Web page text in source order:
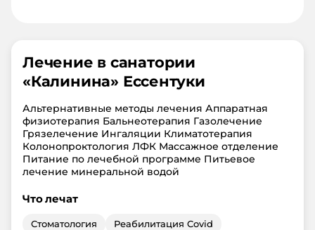
Лечение в санатории
«Калинина» Ессентуки
Альтернативные методы лечения Аппаратная
физиотерапия Бальнеотерапия Газолечение
Грязелечение Ингаляции Климатотерапия
Колонопроктология ЛФК Массажное отделение
Питание по лечебной программе Питьевое
лечение минеральной водой
Что лечат
Стоматология
Реабилитация Covid